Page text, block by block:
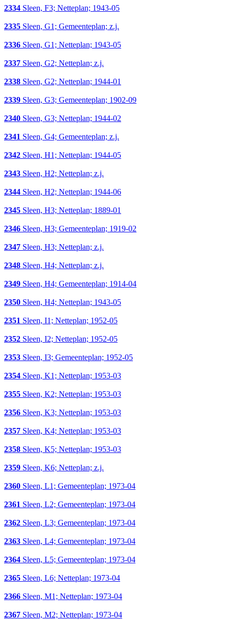
2334 Sleen, F3; Netteplan; 1943-05
2335 Sleen, G1; Gemeenteplan; z.j.
2336 Sleen, G1; Netteplan; 1943-05
2337 Sleen, G2; Netteplan; z.j.
2338 Sleen, G2; Netteplan; 1944-01
2339 Sleen, G3; Gemeenteplan; 1902-09
2340 Sleen, G3; Netteplan; 1944-02
2341 Sleen, G4; Gemeenteplan; z.j.
2342 Sleen, H1; Netteplan; 1944-05
2343 Sleen, H2; Netteplan; z.j.
2344 Sleen, H2; Netteplan; 1944-06
2345 Sleen, H3; Netteplan; 1889-01
2346 Sleen, H3; Gemeenteplan; 1919-02
2347 Sleen, H3; Netteplan; z.j.
2348 Sleen, H4; Netteplan; z.j.
2349 Sleen, H4; Gemeenteplan; 1914-04
2350 Sleen, H4; Netteplan; 1943-05
2351 Sleen, I1; Netteplan; 1952-05
2352 Sleen, I2; Netteplan; 1952-05
2353 Sleen, I3; Gemeenteplan; 1952-05
2354 Sleen, K1; Netteplan; 1953-03
2355 Sleen, K2; Netteplan; 1953-03
2356 Sleen, K3; Netteplan; 1953-03
2357 Sleen, K4; Netteplan; 1953-03
2358 Sleen, K5; Netteplan; 1953-03
2359 Sleen, K6; Netteplan; z.j.
2360 Sleen, L1; Gemeenteplan; 1973-04
2361 Sleen, L2; Gemeenteplan; 1973-04
2362 Sleen, L3; Gemeenteplan; 1973-04
2363 Sleen, L4; Gemeenteplan; 1973-04
2364 Sleen, L5; Gemeenteplan; 1973-04
2365 Sleen, L6; Netteplan; 1973-04
2366 Sleen, M1; Netteplan; 1973-04
2367 Sleen, M2; Netteplan; 1973-04